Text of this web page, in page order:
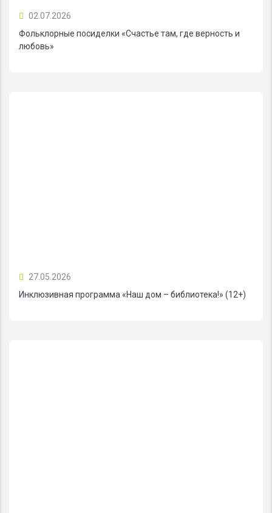
02.07.2026
Фольклорные посиделки «Счастье там, где верность и
любовь»
27.05.2026
Инклюзивная программа «Наш дом – библиотека!» (12+)